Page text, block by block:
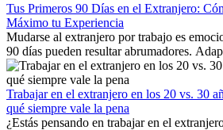
Tus Primeros 90 Días en el Extranjero:
Máximo tu Experiencia
Mudarse al extranjero por trabajo es
90 días pueden resultar abrumadores.
trabajo, construir una vida social,
con la nostalgia son parte del proceso. Esta
mostrará cómo aprovechar al máximo tus
extranjero, asegurando tanto éxito
personal.
Trabajar en el extranjero en los 20 vs. 30
qué siempre vale la pena
¿Estás pensando en trabajar en el